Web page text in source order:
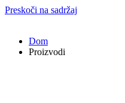
Preskoči na sadržaj
Dom
Proizvodi